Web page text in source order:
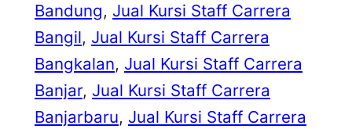
Bandung, Jual Kursi Staff Carrera
Bangil, Jual Kursi Staff Carrera
Bangkalan, Jual Kursi Staff Carrera
Banjar, Jual Kursi Staff Carrera
Banjarbaru, Jual Kursi Staff Carrera